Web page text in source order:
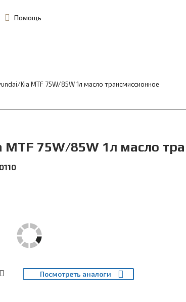
Помощь
Kia MTF 75W/85W 1л масло трансмиссионное
75W/85W 1л масло
Посмотреть аналоги